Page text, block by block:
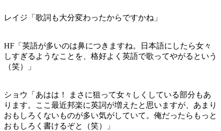
レイジ「歌詞も大分変わったからですかね」
HF「英語が多いのは鼻につきますね。日本語にしたら女々
しすぎるようなことを、格好よく英語で歌ってやがるという
（笑）」
ショウ「あはは！ まさに狙って女々しくしている部分もあ
ります。ここ最近邦楽に英詞が増えたと思いますが、あまり
おもしろくないものが多い気がしていて。俺だったらもっと
おもしろく書けるぞと（笑）」